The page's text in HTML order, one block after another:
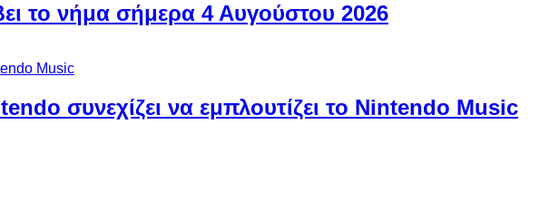
το νήμα σήμερα 4 Αυγούστου 2026
συνεχίζει να εμπλουτίζει το Nintendo Music